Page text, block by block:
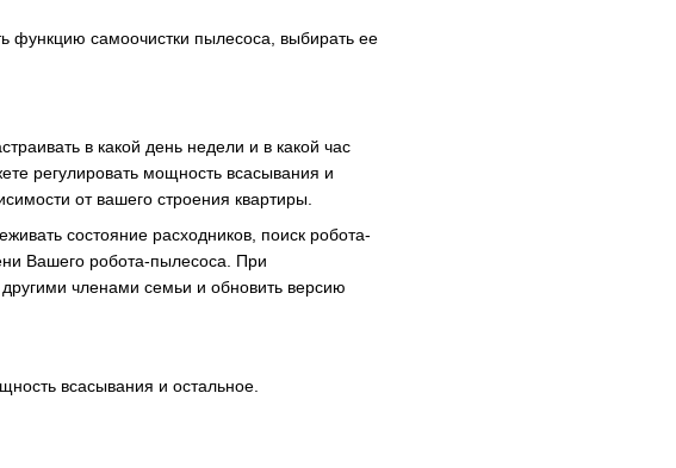
функцию самоочистки пылесоса, выбирать ее
в какой день недели и в какой час
регулировать мощность всасывания и
от вашего строения квартиры.
состояние расходников, поиск робота-
Вашего робота-пылесоса. При
членами семьи и обновить версию
всасывания и остальное.